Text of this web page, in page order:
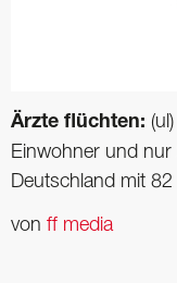
Ärzte flüchten:
Einwohner und
Deutschland mit 82
von ff media